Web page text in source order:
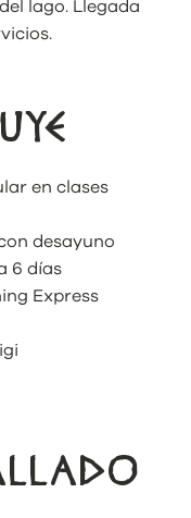
lago. Llegada
en clases
desayuno
6 días
Express